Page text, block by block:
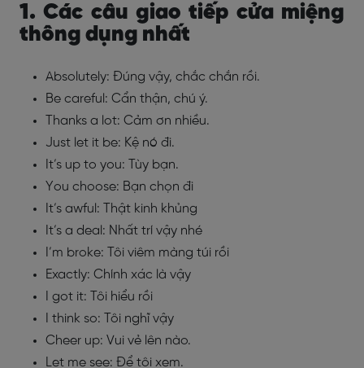
1. Các câu giao tiếp cửa miệng
thông dụng nhất
Absolutely: Đúng vậy, chắc chắn rồi.
Be careful: Cẩn thận, chú ý.
Thanks a lot: Cảm ơn nhiều.
Just let it be: Kệ nó đi.
It’s up to you: Tùy bạn.
You choose: Bạn chọn đi
It’s awful: Thật kinh khủng
It’s a deal: Nhất trí vậy nhé
I’m broke: Tôi viêm màng túi rồi
Exactly: Chính xác là vậy
I got it: Tôi hiểu rồi
I think so: Tôi nghĩ vậy
Cheer up: Vui vẻ lên nào.
Let me see: Để tôi xem.